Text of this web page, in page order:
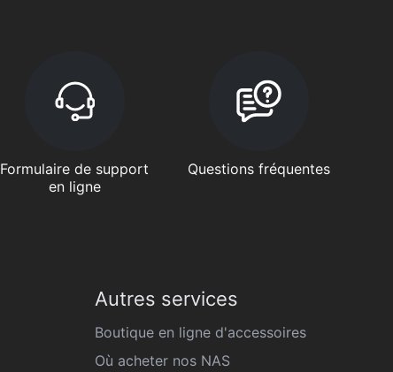
Formulaire de support
en ligne
Questions fréquentes
Autres services
Boutique en ligne d'accessoires
Où acheter nos NAS